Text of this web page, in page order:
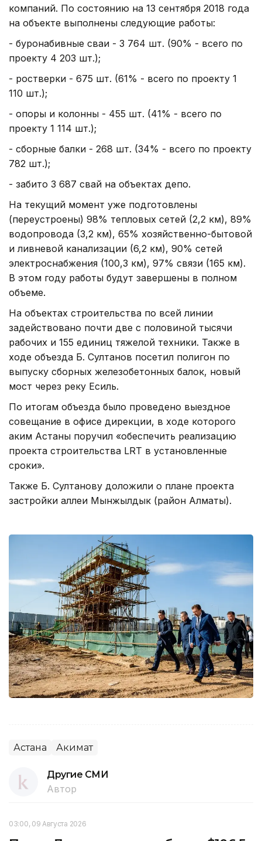
компаний. По состоянию на 13 сентября 2018 года
на объекте выполнены следующие работы:
- буронабивные сваи - 3 764 шт. (90% - всего по
проекту 4 203 шт.);
- ростверки - 675 шт. (61% - всего по проекту 1
110 шт.);
- опоры и колонны - 455 шт. (41% - всего по
проекту 1 114 шт.);
- сборные балки - 268 шт. (34% - всего по проекту
782 шт.);
- забито 3 687 свай на объектах депо.
На текущий момент уже подготовлены
(переустроены) 98% тепловых сетей (2,2 км), 89%
водопровода (3,2 км), 65% хозяйственно-бытовой
и ливневой канализации (6,2 км), 90% сетей
электроснабжения (100,3 км), 97% связи (165 км).
В этом году работы будут завершены в полном
объеме.
На объектах строительства по всей линии
задействовано почти две с половиной тысячи
рабочих и 155 единиц тяжелой техники. Также в
ходе объезда Б. Султанов посетил полигон по
выпуску сборных железобетонных балок, новый
мост через реку Есиль.
По итогам объезда было проведено выездное
совещание в офисе дирекции, в ходе которого
аким Астаны поручил «обеспечить реализацию
проекта строительства LRT в установленные
сроки».
Также Б. Султанову доложили о плане проекта
застройки аллеи Мынжылдык (район Алматы).
Астана Акимат
Другие СМИ
Автор
03:00, 09 Августа 2026